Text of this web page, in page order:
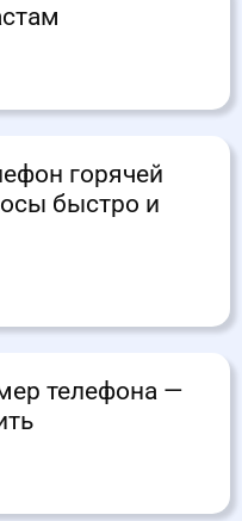
горячей
быстро и
телефона —